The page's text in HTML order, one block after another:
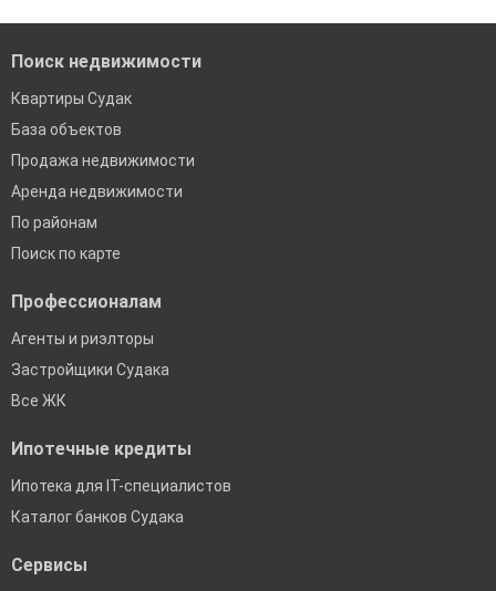
Поиск недвижимости
Квартиры Судак
База объектов
Продажа недвижимости
Аренда недвижимости
По районам
Поиск по карте
Профессионалам
Агенты и риэлторы
Застройщики Судака
Все ЖК
Ипотечные кредиты
Ипотека для IT-специалистов
Каталог банков Судака
Сервисы